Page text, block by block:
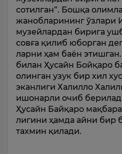
сотилган”. Бошқа
жанобларининг ўзлари
музейлардан бирига
совға қилиб юборган
ларни ҳам баён
билан Ҳусайн Бойқаро
олинган узук бир хил
эканлиги Халилло
ишонар­ли очиб
Ҳусайн Байқаро
лигини ҳамда айни бир
тахмин қилади.